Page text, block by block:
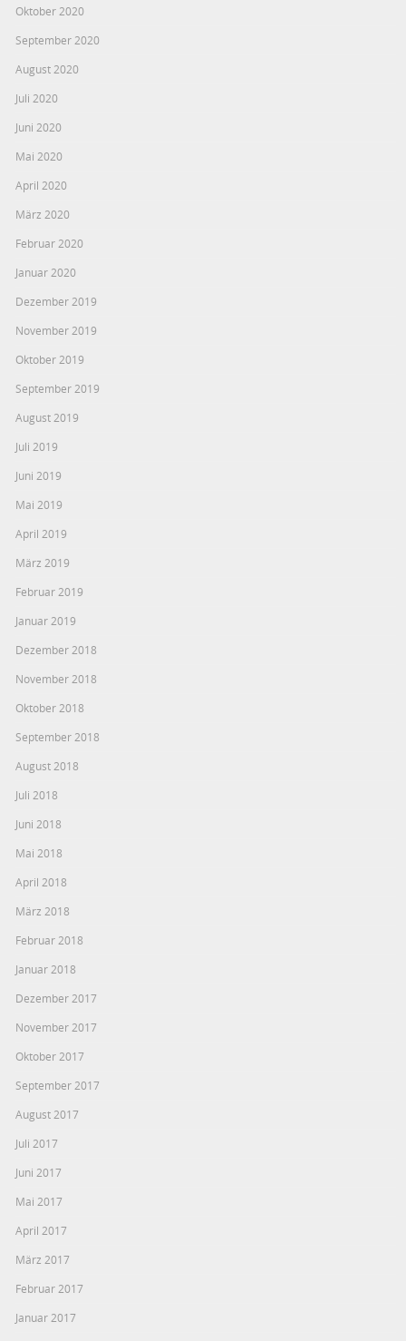
Oktober 2020
September 2020
August 2020
Juli 2020
Juni 2020
Mai 2020
April 2020
März 2020
Februar 2020
Januar 2020
Dezember 2019
November 2019
Oktober 2019
September 2019
August 2019
Juli 2019
Juni 2019
Mai 2019
April 2019
März 2019
Februar 2019
Januar 2019
Dezember 2018
November 2018
Oktober 2018
September 2018
August 2018
Juli 2018
Juni 2018
Mai 2018
April 2018
März 2018
Februar 2018
Januar 2018
Dezember 2017
November 2017
Oktober 2017
September 2017
August 2017
Juli 2017
Juni 2017
Mai 2017
April 2017
März 2017
Februar 2017
Januar 2017